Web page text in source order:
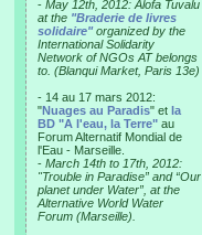
- May 12th, 2012: Alofa Tuvalu
at the "Braderie de livres
solidaire"organized by the
International Solidarity
Network of NGOs AT belongs
to. (Blanqui Market, Paris 13e)
- 14 au 17 mars 2012:
"Nuages au Paradis" et la
BD "A l'eau, la Terre" au
Forum Alternatif Mondial de
l'Eau - Marseille.
- March 14th to 17th, 2012:
"Trouble in Paradise” and “Our
planet under Water”, at the
Alternative World Water
Forum (Marseille).